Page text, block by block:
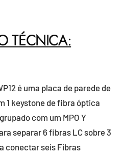
TÉCNICA:
é uma placa de parede de
1 keystone de fibra óptica
com um MPO Y
separar 6 fibras LC sobre 3
conectar seis Fibras